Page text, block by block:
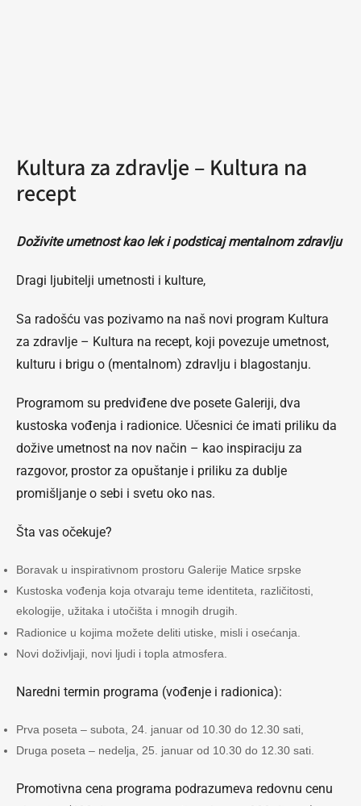
Kultura za zdravlje – Kultura na
recept
Doživite umetnost kao lek i podsticaj mentalnom zdravlju
Dragi ljubitelji umetnosti i kulture,
Sa radošću vas pozivamo na naš novi program Kultura
za zdravlje – Kultura na recept, koji povezuje umetnost,
kulturu i brigu o (mentalnom) zdravlju i blagostanju.
Programom su predviđene dve posete Galeriji, dva
kustoska vođenja i radionice. Učesnici će imati priliku da
dožive umetnost na nov način – kao inspiraciju za
razgovor, prostor za opuštanje i priliku za dublje
promišljanje o sebi i svetu oko nas.
Šta vas očekuje?
Boravak u inspirativnom prostoru Galerije Matice srpske
Kustoska vođenja koja otvaraju teme identiteta, različitosti,
ekologije, užitaka i utočišta i mnogih drugih.
Radionice u kojima možete deliti utiske, misli i osećanja.
Novi doživljaji, novi ljudi i topla atmosfera.
Naredni termin programa (vođenje i radionica):
Prva poseta – subota, 24. januar od 10.30 do 12.30 sati,
Druga poseta – nedelja, 25. januar od 10.30 do 12.30 sati.
Promotivna cena programa podrazumeva redovnu cenu